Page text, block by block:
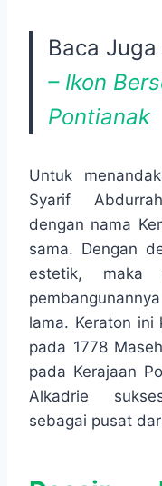
Baca Juga
– Ikon
Pontianak
Untuk
Syarif
dengan nama
sama. Dengan
estetik, maka
lama. Keraton ini
pada 1778
pada Kerajaan
Alkadrie
sebagai pusat